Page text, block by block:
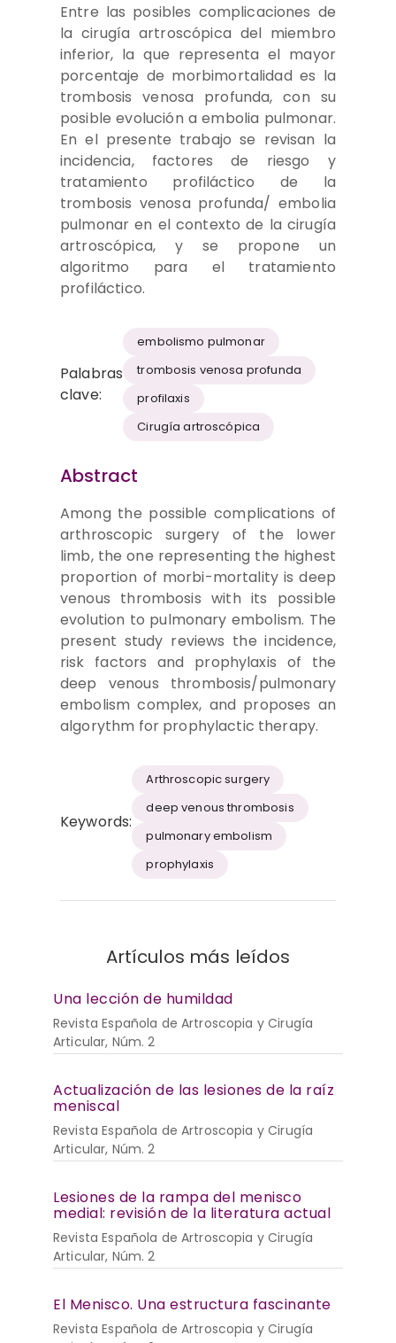
Entre las posibles complicaciones de
la cirugía artroscópica del miembro
inferior, la que representa el mayor
porcentaje de morbimortalidad es la
trombosis venosa profunda, con su
posible evolución a embolia pulmonar.
En el presente trabajo se revisan la
incidencia, factores de riesgo y
tratamiento profiláctico de la
trombosis venosa profunda/ embolia
pulmonar en el contexto de la cirugía
artroscópica, y se propone un
algoritmo para el tratamiento
profiláctico.
Palabras
clave:
embolismo pulmonar
trombosis venosa profunda
profilaxis
Cirugía artroscópica
Abstract
Among the possible complications of
arthroscopic surgery of the lower
limb, the one representing the highest
proportion of morbi-mortality is deep
venous thrombosis with its possible
evolution to pulmonary embolism. The
present study reviews the incidence,
risk factors and prophylaxis of the
deep venous thrombosis/pulmonary
embolism complex, and proposes an
algorythm for prophylactic therapy.
Keywords:
Arthroscopic surgery
deep venous thrombosis
pulmonary embolism
prophylaxis
Artículos más leídos
Una lección de humildad
Revista Española de Artroscopia y Cirugía
Articular, Núm. 2
Actualización de las lesiones de la raíz
meniscal
Revista Española de Artroscopia y Cirugía
Articular, Núm. 2
Lesiones de la rampa del menisco
medial: revisión de la literatura actual
Revista Española de Artroscopia y Cirugía
Articular, Núm. 2
El Menisco. Una estructura fascinante
Revista Española de Artroscopia y Cirugía